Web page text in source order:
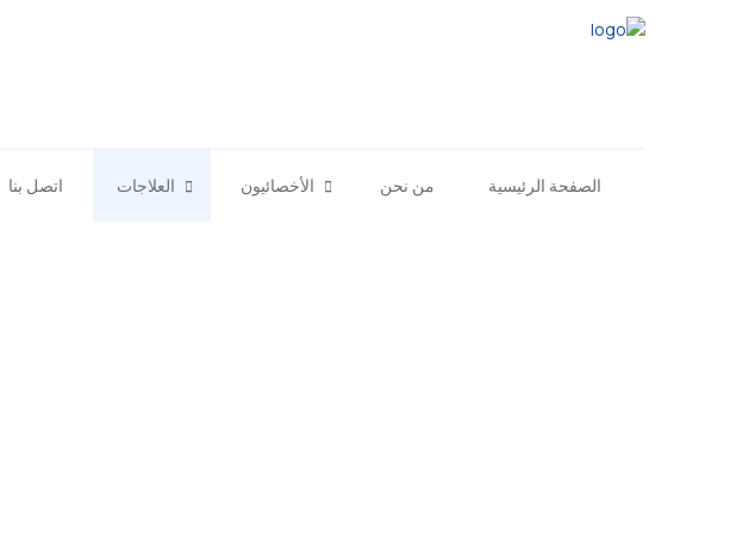
الصفحة الرئيسية من نحن الأخصائيون العلاجات اتصل بنا